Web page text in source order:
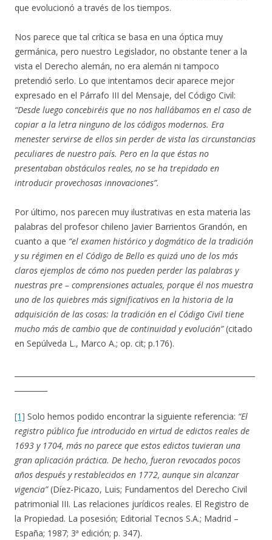
que evolucionó a través de los tiempos.
Nos parece que tal crítica se basa en una óptica muy
germánica, pero nuestro Legislador, no obstante tener a la
vista el Derecho alemán, no era alemán ni tampoco
pretendió serlo. Lo que intentamos decir aparece mejor
expresado en el Párrafo III del Mensaje, del Código Civil:
“Desde luego concebiréis que no nos hallábamos en el caso de
copiar a la letra ninguno de los códigos modernos. Era
menester servirse de ellos sin perder de vista las circunstancias
peculiares de nuestro país. Pero en la que éstas no
presentaban obstáculos reales, no se ha trepidado en
introducir provechosas innovaciones”.
Por último, nos parecen muy ilustrativas en esta materia las
palabras del profesor chileno Javier Barrientos Grandón, en
cuanto a que “el examen histórico y dogmático de la tradición
y su régimen en el Código de Bello es quizá uno de los más
claros ejemplos de cómo nos pueden perder las palabras y
nuestras pre – comprensiones actuales, porque él nos muestra
uno de los quiebres más significativos en la historia de la
adquisición de las cosas: la tradición en el Código Civil tiene
mucho más de cambio que de continuidad y evolución”(citado
en Sepúlveda L., Marco A.; op. cit; p.176).
[1] Solo hemos podido encontrar la siguiente referencia: “El
registro público fue introducido en virtud de edictos reales de
1693 y 1704, más no parece que estos edictos tuvieran una
gran aplicación práctica. De hecho, fueron revocados pocos
años después y restablecidos en 1772, aunque sin alcanzar
vigencia”(Díez-Picazo, Luis; Fundamentos del Derecho Civil
patrimonial III. Las relaciones jurídicos reales. El Registro de
la Propiedad. La posesión; Editorial Tecnos S.A.; Madrid –
España; 1987; 3ª edición; p. 347).